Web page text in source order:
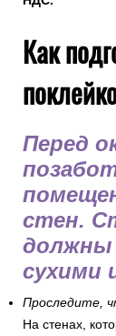
Как
Перед
стен.
сухими
Проследите,
На стенах,